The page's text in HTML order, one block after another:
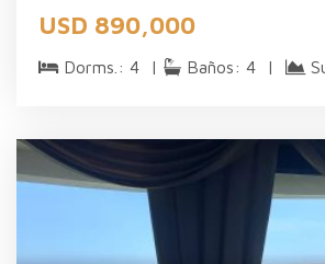
USD 890,000
Dorms.: 4 | Baños: 4 |